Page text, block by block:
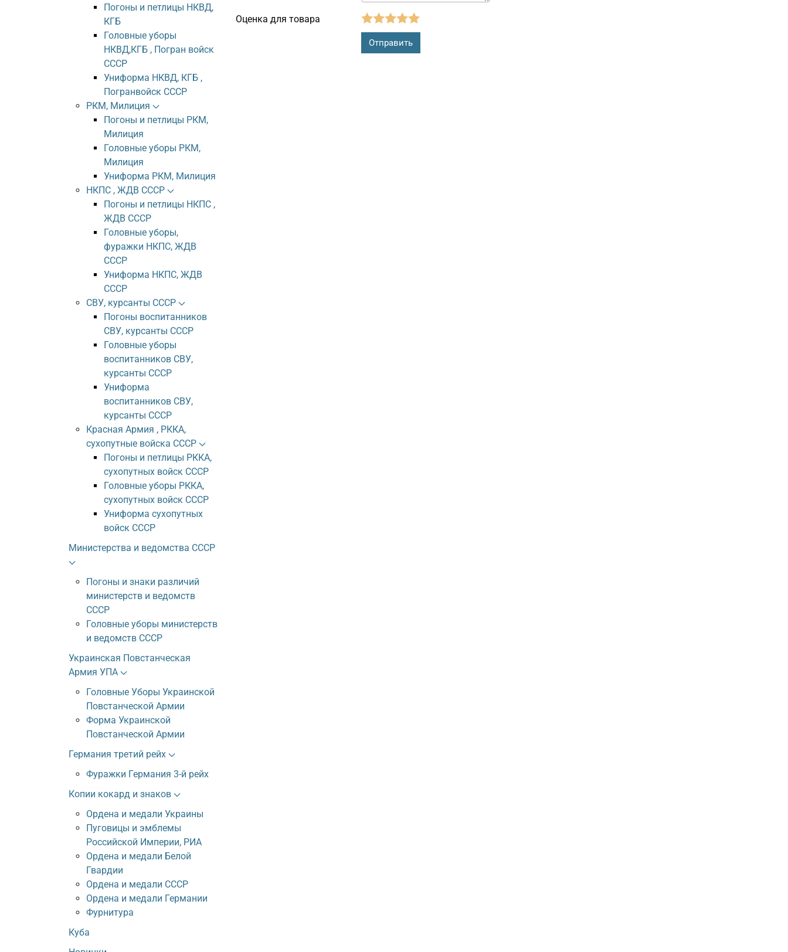
Погоны и петлицы НКВД,
КГБ
Головные уборы
НКВД,КГБ , Погран войск
СССР
Униформа НКВД, КГБ ,
Погранвойск СССР
РКМ, Милиция
Погоны и петлицы РКМ,
Милиция
Головные уборы РКМ,
Милиция
Униформа РКМ, Милиция
НКПС , ЖДВ СССР
Погоны и петлицы НКПС ,
ЖДВ СССР
Головные уборы,
фуражки НКПС, ЖДВ
СССР
Униформа НКПС, ЖДВ
СССР
СВУ, курсанты СССР
Погоны воспитанников
СВУ, курсанты СССР
Головные уборы
воспитанников СВУ,
курсанты СССР
Униформа
воспитанников СВУ,
курсанты СССР
Красная Армия , РККА,
сухопутные войска СССР
Погоны и петлицы РККА,
сухопутных войск СССР
Головные уборы РККА,
сухопутных войск СССР
Униформа сухопутных
войск СССР
Министерства и ведомства СССР
Погоны и знаки различий
министерств и ведомств
СССР
Головные уборы министерств
и ведомств СССР
Украинская Повстанческая
Армия УПА
Головные Уборы Украинской
Повстанческой Армии
Форма Украинской
Повстанческой Армии
Германия третий рейх
Фуражки Германия 3-й рейх
Копии кокард и знаков
Ордена и медали Украины
Пуговицы и эмблемы
Российской Империи, РИА
Ордена и медали Белой
Гвардии
Ордена и медали СССР
Ордена и медали Германии
Фурнитура
Куба
Оценка для товара